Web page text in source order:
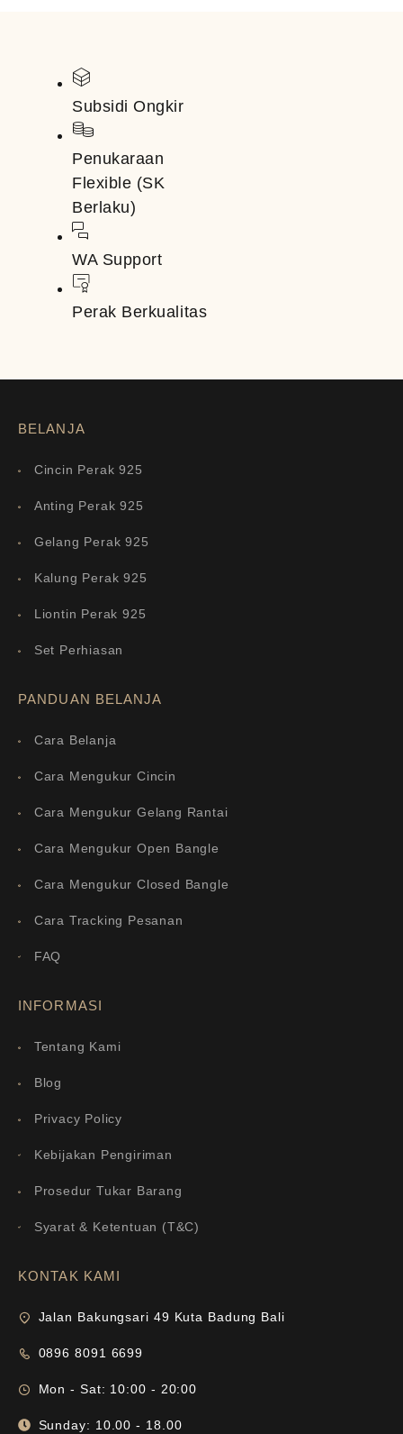
Subsidi Ongkir
Penukaraan
Flexible (SK
Berlaku)
WA Support
Perak Berkualitas
BELANJA
Cincin Perak 925
Anting Perak 925
Gelang Perak 925
Kalung Perak 925
Liontin Perak 925
Set Perhiasan
PANDUAN BELANJA
Cara Belanja
Cara Mengukur Cincin
Cara Mengukur Gelang Rantai
Cara Mengukur Open Bangle
Cara Mengukur Closed Bangle
Cara Tracking Pesanan
FAQ
INFORMASI
Tentang Kami
Blog
Privacy Policy
Kebijakan Pengiriman
Prosedur Tukar Barang
Syarat & Ketentuan (T&C)
KONTAK KAMI
Jalan Bakungsari 49 Kuta Badung Bali
0896 8091 6699
Mon - Sat: 10:00 - 20:00
Sunday: 10.00 - 18.00